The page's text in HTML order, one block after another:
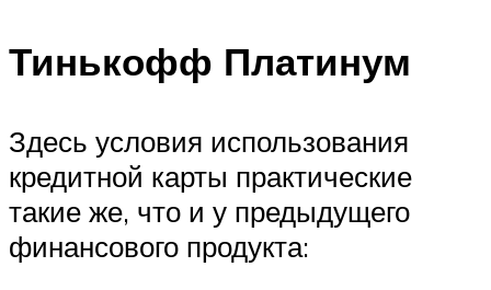
Тинькофф Платинум
Здесь условия использования
кредитной карты практические
такие же, что и у предыдущего
финансового продукта: